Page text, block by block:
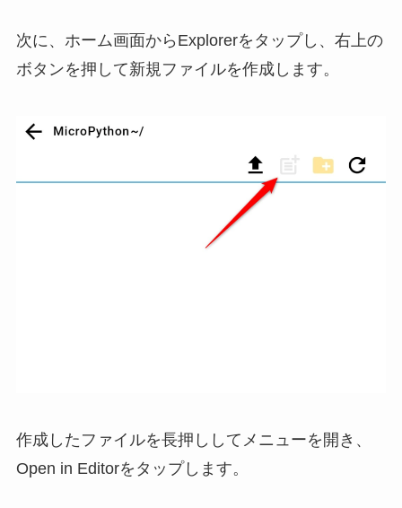
次に、ホーム画面からExplorerをタップし、右上の
ボタンを押して新規ファイルを作成します。
作成したファイルを長押ししてメニューを開き、
Open in Editorをタップします。